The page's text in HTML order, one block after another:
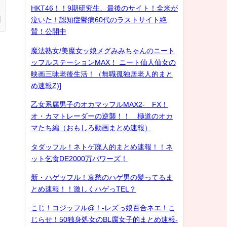
HKT46！！9期研究生、最後のサイト！全米が
泣いた！認知症鬱病60代のラストサイト絶
賛！公開中
魔法熟女/美魔女ッ娘メグみみちゃんのニート
ッフルステーションMAX！ ニート仙人仙女の
映画三昧老後生活！（無職孤独居老人的まと
め速報Z)]
乙女系腐男子のオカマッフルMAX2- FX！
オ・カマトレーダーの逆襲！！ 極道のオカ
マたち編（おもしろ動画まとめ速報）
タダッフル！ネトゲ廃人的まとめ速報！！ネ
ット乞食DE2000万パワーズ！
新・ハゲッフル！哀愁のハゲ男の髪ってるま
とめ速報！！激しくハゲっTEL？
こじ！コジッフル@！-レズっ娘百合ネエ！こ
じらせ！50独身処女のBL腐女子的まとめ速報-